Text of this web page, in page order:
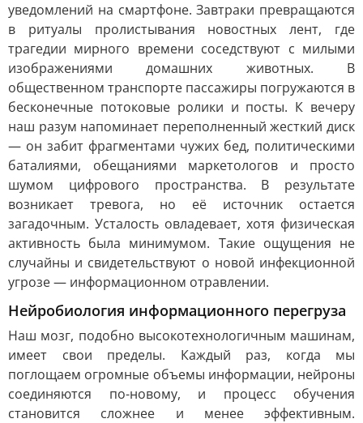
уведомлений на смартфоне. Завтраки превращаются
в ритуалы пролистывания новостных лент, где
трагедии мирного времени соседствуют с милыми
изображениями домашних животных. В
общественном транспорте пассажиры погружаются в
бесконечные потоковые ролики и посты. К вечеру
наш разум напоминает переполненный жесткий диск
— он забит фрагментами чужих бед, политическими
баталиями, обещаниями маркетологов и просто
шумом цифрового пространства. В результате
возникает тревога, но её источник остается
загадочным. Усталость овладевает, хотя физическая
активность была минимумом. Такие ощущения не
случайны и свидетельствуют о новой инфекционной
угрозе — информационном отравлении.
Нейробиология информационного перегруза
Наш мозг, подобно высокотехнологичным машинам,
имеет свои пределы. Каждый раз, когда мы
поглощаем огромные объемы информации, нейроны
соединяются по-новому, и процесс обучения
становится сложнее и менее эффективным.